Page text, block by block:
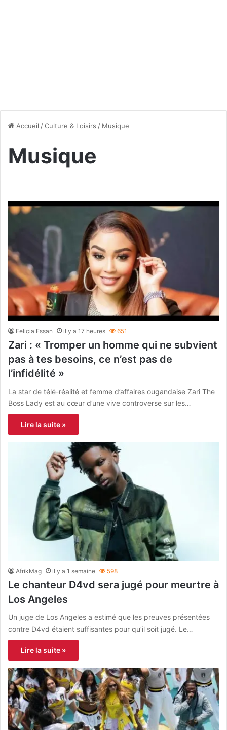
Accueil /Culture & Loisirs / Musique
Musique
Felicia Essan il y a 17 heures 651
Zari : « Tromper un homme qui ne subvient
pas à tes besoins, ce n’est pas de
l’infidélité »
La star de télé-réalité et femme d’affaires ougandaise Zari The
Boss Lady est au cœur d’une vive controverse sur les…
Lire la suite »
AfrikMag il y a 1 semaine 598
Le chanteur D4vd sera jugé pour meurtre à
Los Angeles
Un juge de Los Angeles a estimé que les preuves présentées
contre D4vd étaient suffisantes pour qu’il soit jugé. Le…
Lire la suite »